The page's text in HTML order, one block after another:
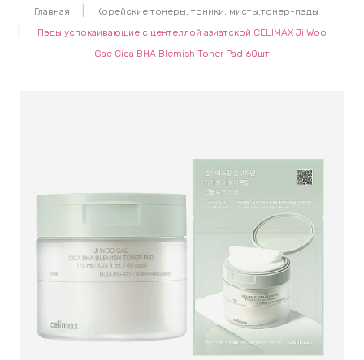
keyboard_arrow_right
Главная
Корейские тонеры, тоники, мисты,тонер-пэды
Пэды успокаивающие с центеллой азиатской CELIMAX Ji Woo
Gae Cica BHA Blemish Toner Pad 60шт